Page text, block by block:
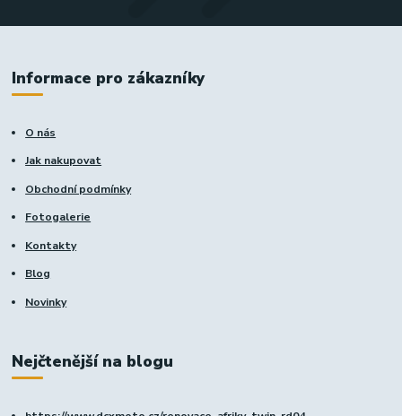
Informace pro zákazníky
O nás
Jak nakupovat
Obchodní podmínky
Fotogalerie
Kontakty
Blog
Novinky
Nejčtenější na blogu